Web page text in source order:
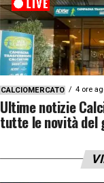
CALCIOMERCATO 4 ore
Ultime notizie
tutte le novità del